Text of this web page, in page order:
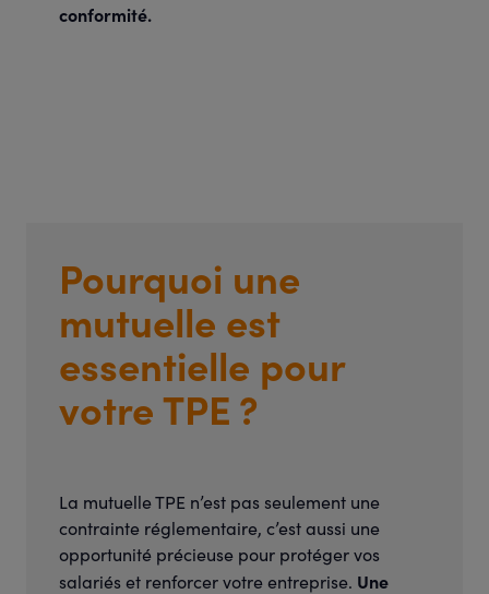
conformité.
Pourquoi une
mutuelle est
essentielle pour
votre TPE ?
La mutuelle TPE n’est pas seulement une
contrainte réglementaire, c’est aussi une
opportunité précieuse pour protéger vos
salariés et renforcer votre entreprise. Une